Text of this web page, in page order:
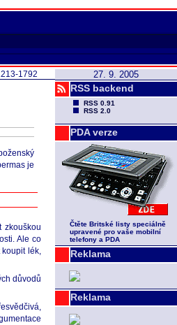
27. 9. 2005
RSS backend
RSS 0.91
RSS 2.0
PDA verze
Čtěte Britské listy speciálně
upravené pro vaše mobilní
telefony a PDA
Reklama
Reklama
1792
je
zkouškou
Ale co
lék,
důvodů